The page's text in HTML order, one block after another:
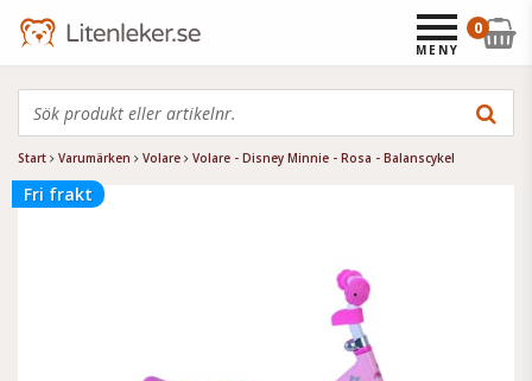
Start Varumärken Volare Volare - Disney Minnie - Rosa - Balanscykel
Fri frakt
0
MENY